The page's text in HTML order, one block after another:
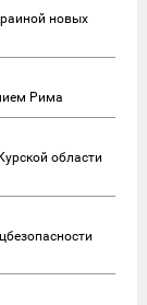
новых
Рима
области